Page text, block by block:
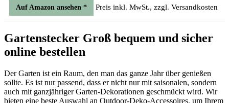
Auf Amazon ansehen * Preis inkl. MwSt., zzgl. Versandkosten
Gartenstecker Groß bequem und sicher
online bestellen
Der Garten ist ein Raum, den man das ganze Jahr über genießen
sollte. Es ist nur passend, dass er nicht nur mit saisonalen, sondern
auch mit ganzjähriger Garten-Dekorationen geschmückt wird. Wir
bieten eine beste Auswahl an Outdoor-Deko-Accessoires, um Ihrem